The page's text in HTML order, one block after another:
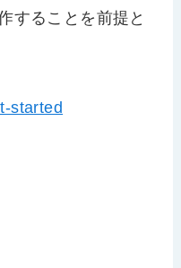
することを前提と
started